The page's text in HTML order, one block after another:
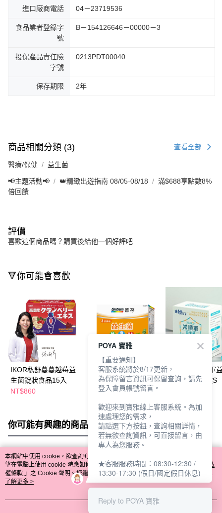
進口廠商電話 04－23719536
食品業者登錄字
號
B－154126646－00000－3
投保產品責任險
字號
0213PDT00040
保存期限 2年
商品相關分類 (3) 查看全部
醫療/保健 益生菌
📢主題活動📢 👑精緻出遊指南 08/05-08/18
滿$688享點數8%
倍回饋
評價
喜歡這個商品嗎？購買後給他一個好評吧
🔻你可能會喜歡
IKOR私舒蔓蔓越莓益
生菌錠狀食品15入
NT$860
善存3效順暢益生菌粉
末顆粒40包
NT$849
義美生醫常順軍
30包-日常保健S
你可能有興趣的商品 全站排行
熱門標籤
本網站中使用 cookie，欲查詢有關本網站使用 cookie 方式之詳情，及若您不希
望在電腦上使用 cookie 時應如何變更電腦的 cookie 設定，請參閱本網站「
隱私
權條款 」之 Cookie 聲明。您繼續使用本網站即表示您同意本公司得按本網站使
用條款之 Cookie 聲明使用 cookie。
了解更多 >
POYA 寶雅
【重要通知】
客服系統將於8/17更新，
為保障留言資訊可保留查詢，請先
登入會員帳號留言。
歡迎來到寶雅線上客服系統。為加
速處理您的需求，
請點選下方按鈕，查詢相關詳情，
若無欲查詢資訊，可直接留言，由
專人為您服務。
★客服服務時間：08:30-12:30 /
13:30-17:30 (假日/國定假日休息)
Reply to POYA 寶雅